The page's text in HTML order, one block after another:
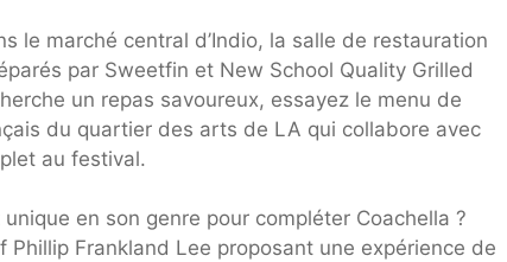
le marché central d’Indio, la salle de restauration
par Sweetfin et New School Quality Grilled
un repas savoureux, essayez le menu de
du quartier des arts de LA qui collabore avec
au festival.
en son genre pour compléter Coachella ?
Frankland Lee proposant une expérience de